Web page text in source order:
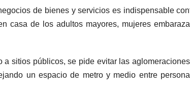
de bienes y servicios es indispensable
casa de los adultos mayores, mujeres
sitios públicos, se pide evitar las
un espacio de metro y medio entre